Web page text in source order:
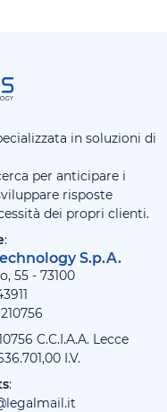
in soluzioni di
per anticipare i
risposte
dei propri clienti.
:
S.p.A.
55 - 73100
C.C.I.A.A. Lecce
I.V.
: